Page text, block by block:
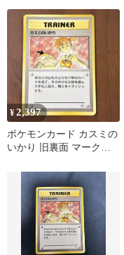
¥2,397
ポケモンカード カスミの
いかり 旧裏面 マークな